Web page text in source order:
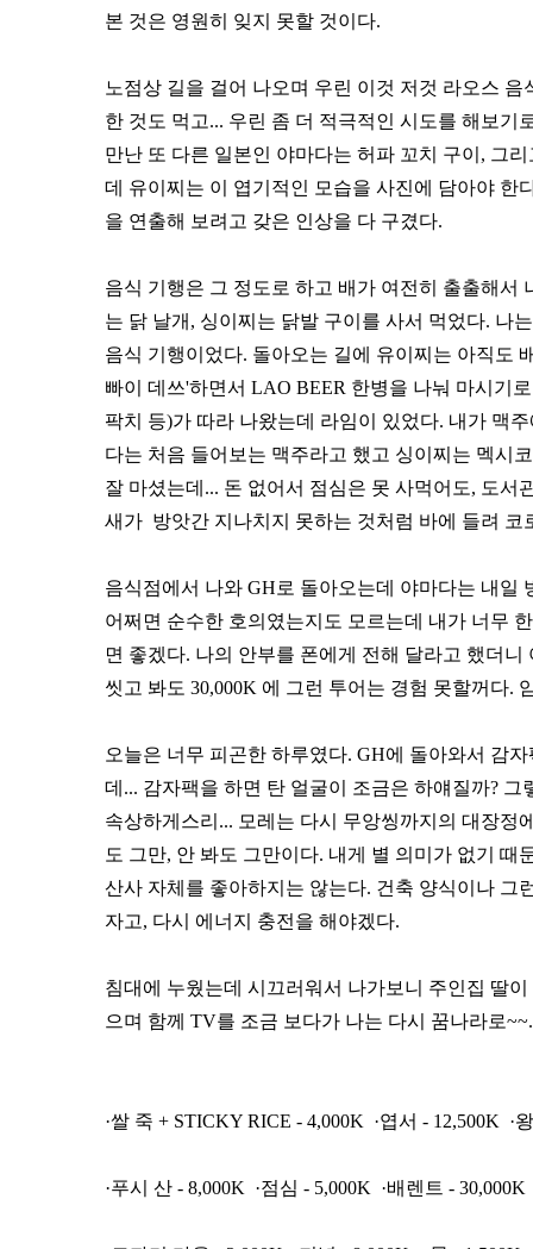
본 것은 영원히 잊지 못할 것이다.
노점상 길을 걸어 나오며 우린 이것 저것 라오스
한 것도 먹고... 우린 좀 더 적극적인 시도를 해보
만난 또 다른 일본인 야마다는 허파 꼬치 구이, 그
데 유이찌는 이 엽기적인 모습을 사진에 담아야 한
을 연출해 보려고 갖은 인상을 다 구겼다.
음식 기행은 그 정도로 하고 배가 여전히 출출해서
는 닭 날개, 싱이찌는 닭발 구이를 사서 먹었다. 나
음식 기행이었다. 돌아오는 길에 유이찌는 아직도
빠이 데쓰'하면서 LAO BEER 한병을 나눠 마시기
팍치 등)가 따라 나왔는데 라임이 있었다. 내가 맥
다는 처음 들어보는 맥주라고 했고 싱이찌는 멕시
잘 마셨는데... 돈 없어서 점심은 못 사먹어도, 도
새가 방앗간 지나치지 못하는 것처럼 바에 들려 코
음식점에서 나와 GH로 돌아오는데 야마다는 내일
어쩌면 순수한 호의였는지도 모르는데 내가 너무
면 좋겠다. 나의 안부를 폰에게 전해 달라고 했더
씻고 봐도 30,000K 에 그런 투어는 경험 못할꺼다.
오늘은 너무 피곤한 하루였다. GH에 돌아와서 감
데... 감자팩을 하면 탄 얼굴이 조금은 하얘질까?
속상하게스리... 모레는 다시 무앙씽까지의 대장정
도 그만, 안 봐도 그만이다. 내게 별 의미가 없기
산사 자체를 좋아하지는 않는다. 건축 양식이나 그
자고, 다시 에너지 충전을 해야겠다.
침대에 누웠는데 시끄러워서 나가보니 주인집 딸
으며 함께 TV를 조금 보다가 나는 다시 꿈나라로~~.
·쌀 죽 + STICKY RICE - 4,000K ·엽서 - 12,500K ·
·푸시 산 - 8,000K ·점심 - 5,000K ·배렌트 -